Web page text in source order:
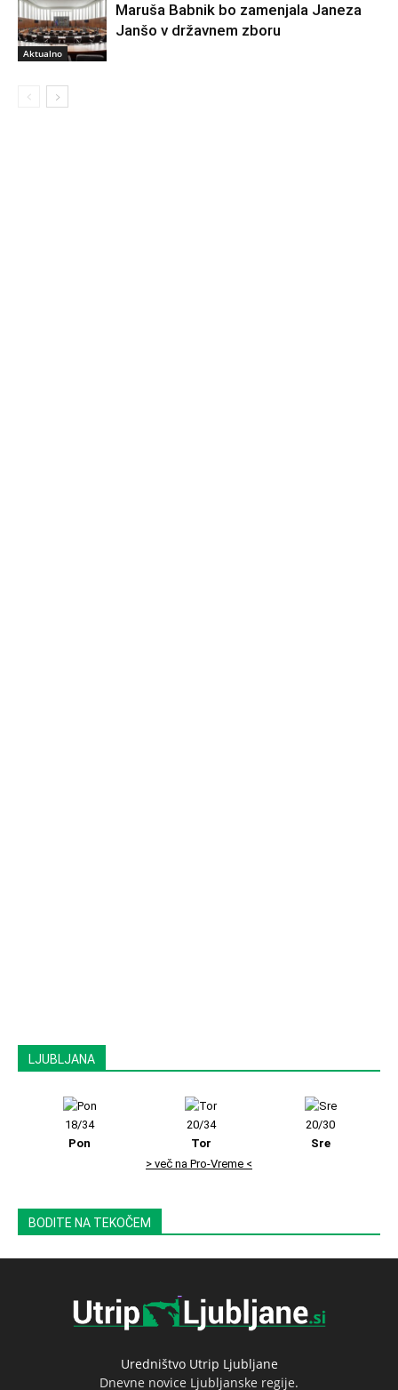
Aktualno
Maruša Babnik bo zamenjala Janeza
Janšo v državnem zboru
LJUBLJANA
18/34
Pon
20/34
Tor
20/30
Sre
> več na Pro-Vreme <
BODITE NA TEKOČEM
Uredništvo Utrip Ljubljane
Dnevne novice Ljubljanske regije.